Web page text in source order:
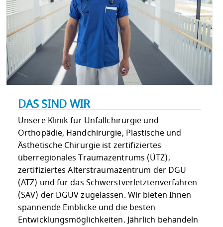
DAS SIND WIR
Unsere Klinik für Unfallchirurgie und
Orthopädie, Handchirurgie, Plastische und
Ästhetische Chirurgie ist zertifiziertes
überregionales Traumazentrums (ÜTZ),
zertifiziertes Alterstraumazentrum der DGU
(ATZ) und für das Schwerstverletztenverfahren
(SAV) der DGUV zugelassen. Wir bieten Ihnen
spannende Einblicke und die besten
Entwicklungsmöglichkeiten. Jährlich behandeln